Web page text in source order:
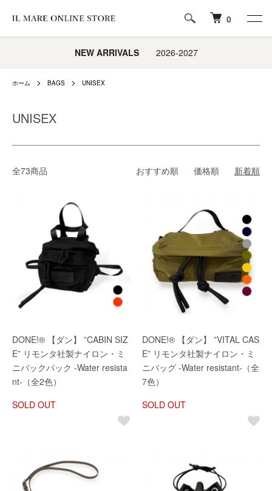
0
NEW ARRIVALS2026-2027
ホーム BAGS UNISEX
UNISEX
全73商品 おすすめ順 価格順 新着順
DONE!® 【ダン】 ”CABIN SIZ
E” リモンタ社製ナイロン・ミ
ニバックパック -Water resista
nt-（全2色）
SOLD OUT
DONE!® 【ダン】 ”VITAL CAS
E” リモンタ社製ナイロン・ミ
ニバッグ -Water resistant-（全
7色）
SOLD OUT